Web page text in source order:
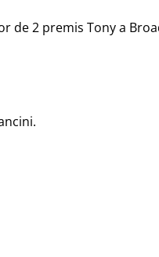
de 2 premis Tony a